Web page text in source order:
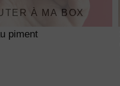
À MA BOX
piment